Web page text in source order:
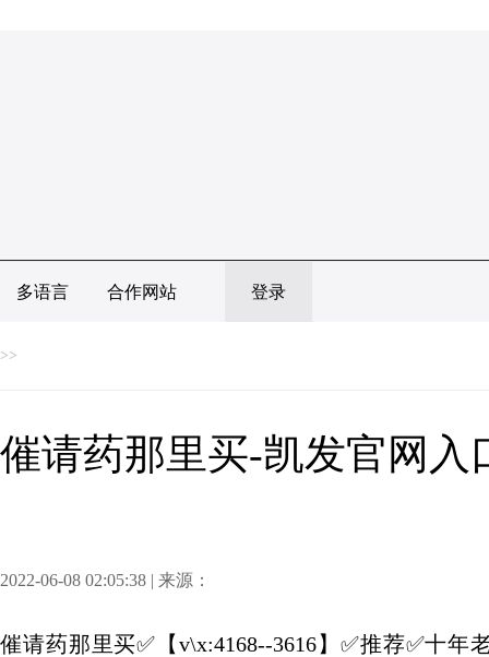
多语言 合作网站 登录
>>
催请药那里买-凯发官网入
2022-06-08 02:05:38 | 来源：
催请药那里买✅【v\x:4168--3616】✅推荐✅十